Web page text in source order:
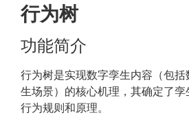
行为树
功能简介
行为树是实现数字孪生内容（包
生场景）的核心机理，其确定了
行为规则和原理。